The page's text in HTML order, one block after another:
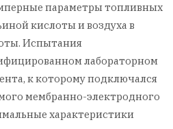
параметры топливных
кислоты и воздуха в
Испытания
лабораторном
к которому подключался
мембранно-электродного
характеристики